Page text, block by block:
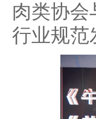
肉类协
行业规范